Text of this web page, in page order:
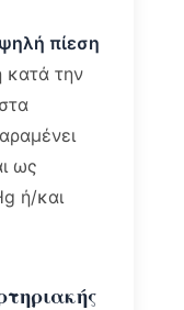
πίεση
κατά την
ως
ή/και